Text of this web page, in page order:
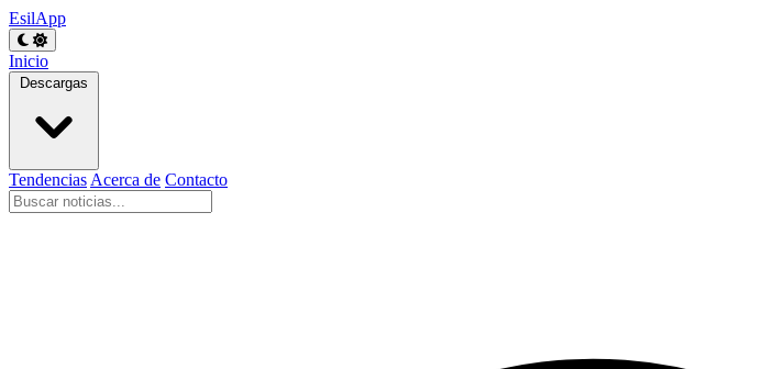
EsilApp
Inicio
Descargas
Tendencias Acerca de Contacto